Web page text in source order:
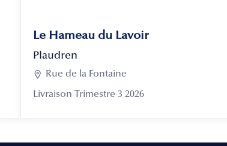
Le Hameau du Lavoir
Plaudren
 Rue de la Fontaine
Livraison Trimestre 3 2026